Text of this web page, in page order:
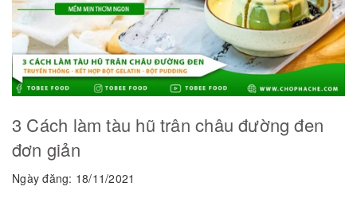
3 Cách làm tàu hũ trân châu đường đen
đơn giản
Ngày đăng: 18/11/2021